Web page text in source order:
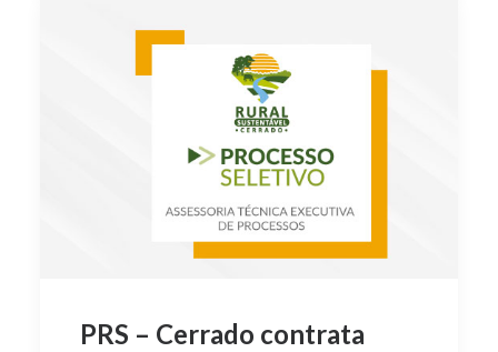
PRS – Cerrado contrata